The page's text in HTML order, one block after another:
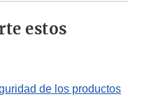
estos
de los productos